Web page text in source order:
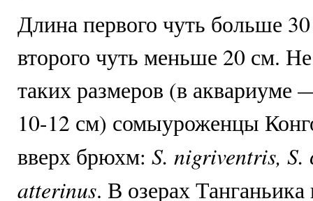
Длина первого чуть больше
второго чуть меньше 20 см.
таких размеров (в аквариуме
10-12 см) сомыуроженцы
вверх брюхм: S. nigriventris, S.
atterinus. В озерах